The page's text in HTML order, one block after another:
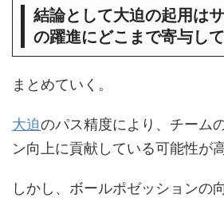
結論として大迫の起用は
の躍進にどこまで寄与し
まとめていく。
大迫のパス精度により、チーム
ン向上に貢献している可能性が高
しかし、ボールポゼッションの